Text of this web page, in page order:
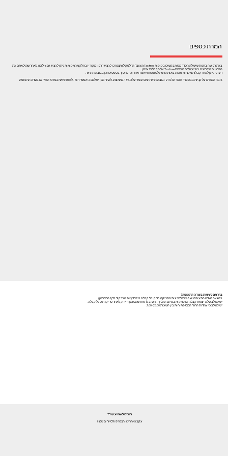
בחרתם לעשות בשדה התעופה?
בהגעה לשדה התעופה יש לגשת למכונות הסריקה, סרקו כל קבלה בנפרד (את הברקוד בדף התחתון).
*שימו לב שלא יוצאת קבלה או פתקית בסיום ההליך – חשוב לראות שמסומן וי ירוק לאחר סריקה של כל קבלה.
*שימו לב כי עמדות החזר המס פתוחות בין השעות 7:00-23:00.
רוצים לשמוע עוד?
עקבו אחרינו והצטרפו לסיורים שלנו!
המרת כספים
בעת רכישה בחנות שיש לה הסדר מס מבקשים בקופות Tax free מעובד הדלפק לו תצטרכו להציג דרכון מקורי (בחלק מהמקומות ניתן להציג גם צילום). לאחר שמילאתם את
הפרטים הנדרשים יטביעו לכם חותמת Tax free על הקבלות עצמן.
דעו כי ניתן לאחד קבלות מקניות שונות באותה רשת לטופס Tax free אחד וכך לחסוך בטפסים וכן בגובה ההחזר.
גובה המע"מ על קניות בבספרד עומד על 21% וגובה החזר המס עומד על כ-13% בממוצע. לאחר מכן יש לכם 2 אפשרויות - לעשות זאת במרכז העיר או בשדה התעופה.